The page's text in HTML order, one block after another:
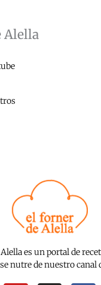
es un portal de
nutre de nuestro canal
Alella